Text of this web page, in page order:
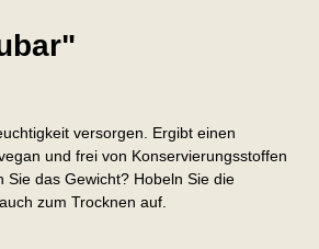
versorgen. Ergibt einen
und frei von Konservierungsstoffen
das Gewicht? Hobeln Sie die
zum Trocknen auf.